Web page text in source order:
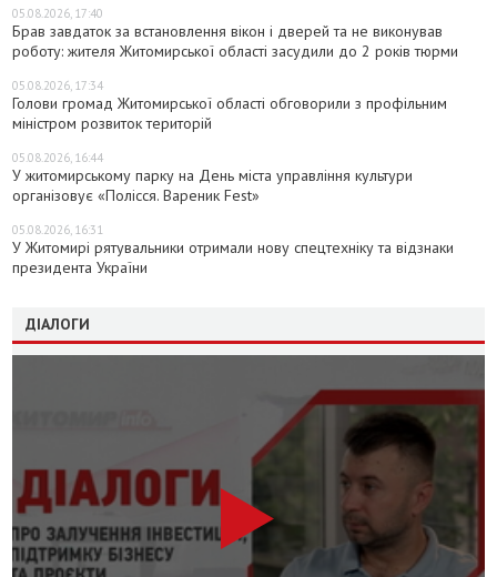
05.08.2026, 17:40
Брав завдаток за встановлення вікон і дверей та не виконував
роботу: жителя Житомирської області засудили до 2 років тюрми
05.08.2026, 17:34
Голови громад Житомирської області обговорили з профільним
міністром розвиток територій
05.08.2026, 16:44
У житомирському парку на День міста управління культури
організовує «Полісся. Вареник Fest»
05.08.2026, 16:31
У Житомирі рятувальники отримали нову спецтехніку та відзнаки
президента України
ДІАЛОГИ